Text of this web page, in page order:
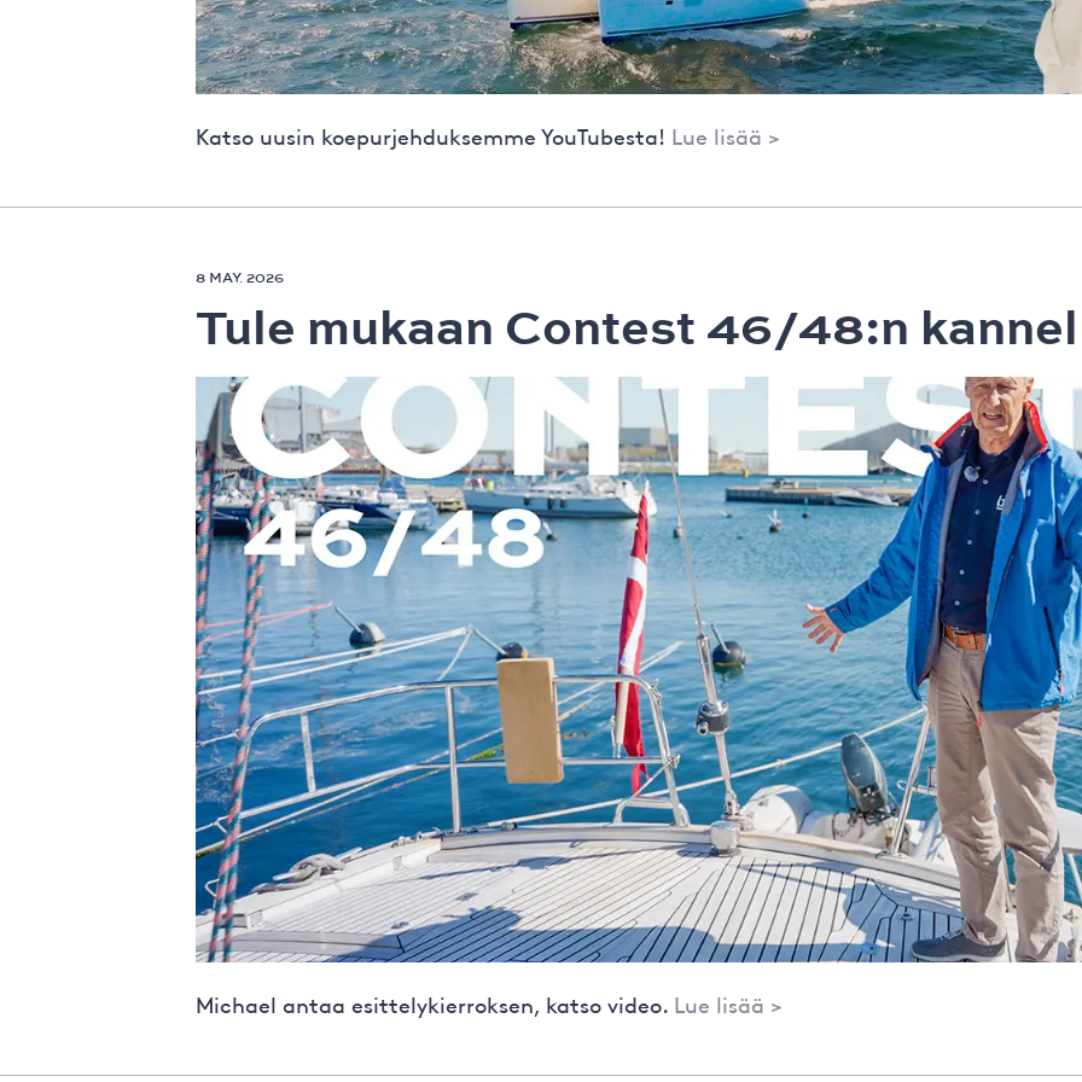
Katso uusin koepurjehduksemme YouTubesta! Lue lisää >
8 MAY. 2026
Tule mukaan Contest 46/48:n
Michael antaa esittelykierroksen, katso video. Lue lisää >